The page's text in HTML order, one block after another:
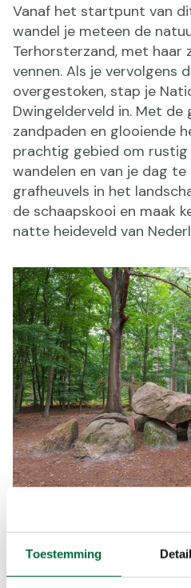
Toestemming
Vanaf het startpunt van
wandel je meteen de
Terhorsterzand, met haar
vennen. Als je vervolgens
overgestoken, stap je
Dwingelderveld in. Met de
zandpaden en glooiende
prachtig gebied om
wandelen en van je dag
grafheuvels in het
de schaapskooi en maak
natte heideveld van
Drenthepad
– Gieten (18 km)
Hunebedden op Drenthepad.